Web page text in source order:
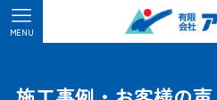
MENU